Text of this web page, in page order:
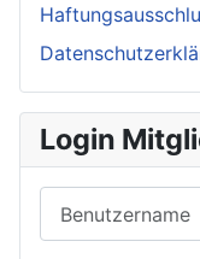
Login